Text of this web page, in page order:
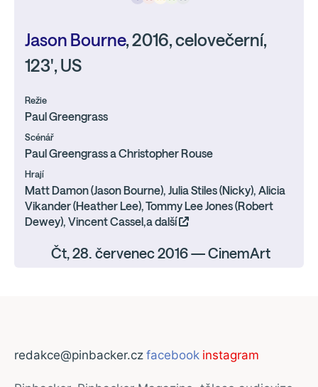
Jason Bourne, 2016, celovečerní,
123', US
Režie
Paul Greengrass
Scénář
Paul Greengrass a Christopher Rouse
Hrají
Matt Damon (Jason Bourne), Julia Stiles (Nicky), Alicia
Vikander (Heather Lee), Tommy Lee Jones (Robert
Dewey), Vincent Cassel,a další
Čt, 28. červenec 2016 — CinemArt
redakce@pinbacker.cz facebook instagram